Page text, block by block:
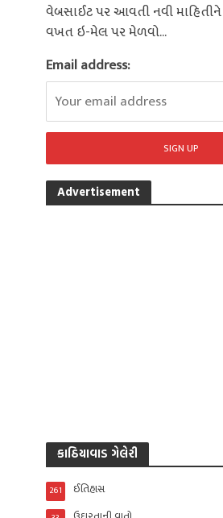
વેબસાઈટ પર આવતી નવી
વખત ઇ-મેલ પર મેળવો...
Email address:
Advertisement
કાઠિયાવાડ ગેલેરી
ઈતિહાસ
261